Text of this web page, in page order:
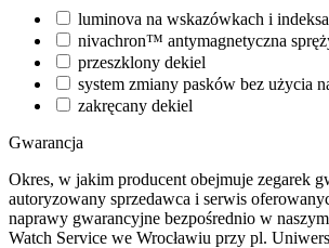
luminova na wskazówkach i
nivachron™ antymagnetyczna
przeszklony dekiel
system zmiany pasków bez użycia
zakręcany dekiel
Gwarancja
Okres, w jakim producent obejmuje zegarek
autoryzowany sprzedawca i serwis
naprawy gwarancyjne bezpośrednio w
Watch Service we Wrocławiu przy pl.